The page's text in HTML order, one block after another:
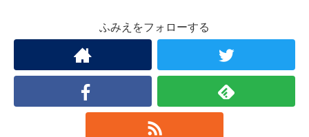
ふみえをフォローする